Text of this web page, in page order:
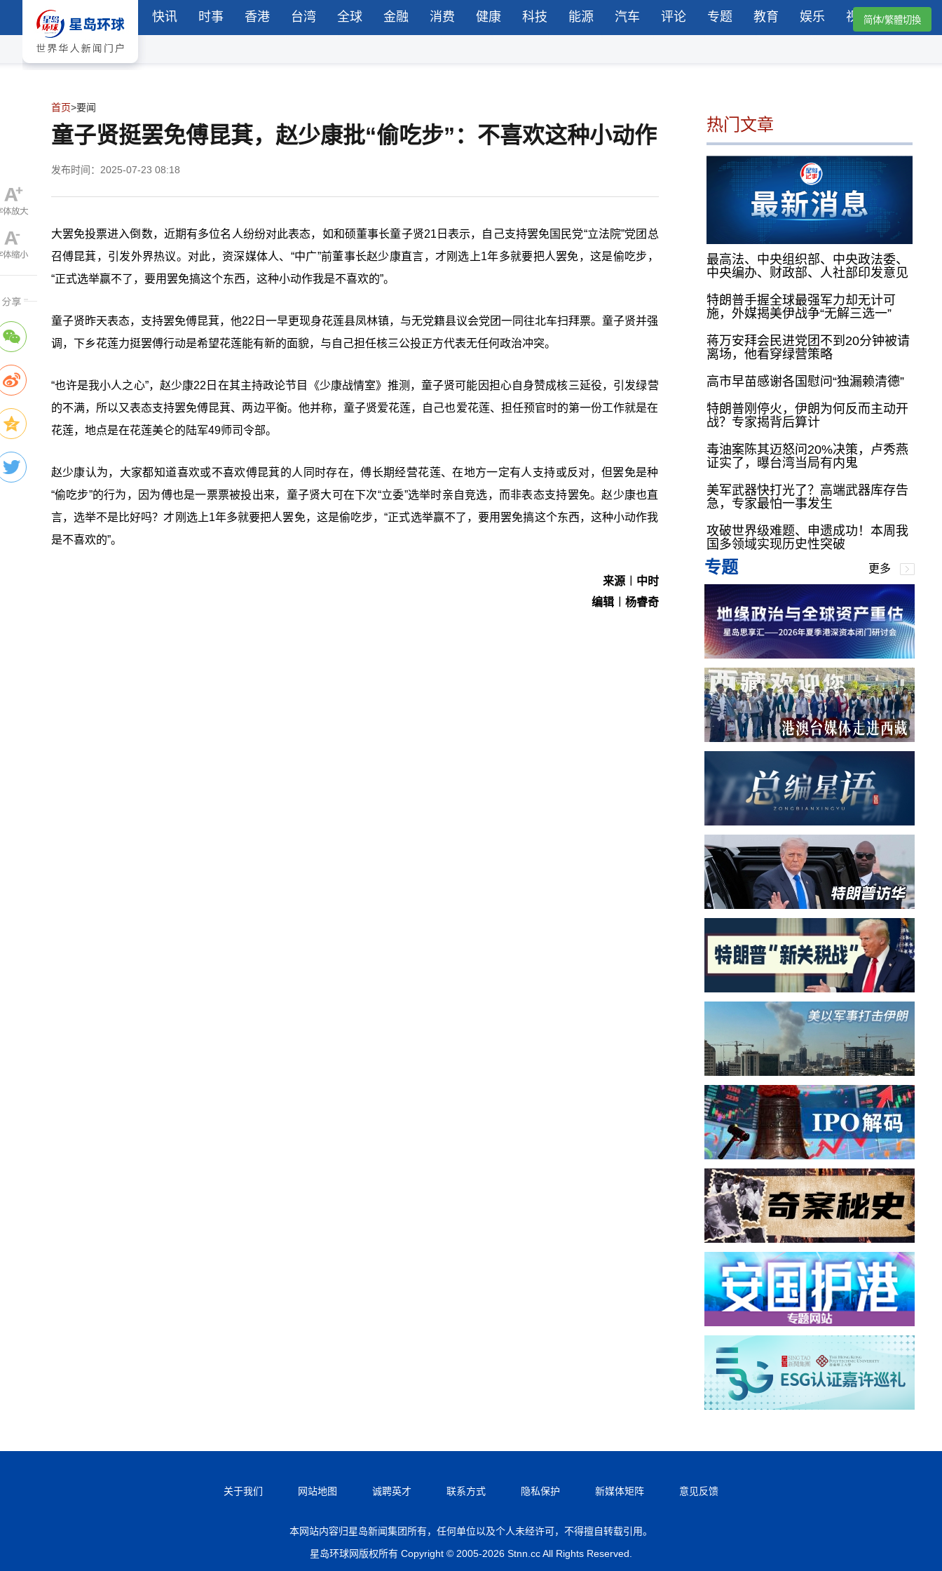
快讯 时事 香港 台湾 全球 金融 消费 健康 科技 能源 汽车 评论 专题 教育 娱乐 视频简体/繁體切換
首页>要闻
童子贤挺罢免傅昆萁，赵少康批“偷吃步”：不喜欢这种小动作
发布时间：2025-07-23 08:18
大罢免投票进入倒数，近期有多位名人纷纷对此表态，如和硕董事长童子贤21日表示，自己支持罢免国民党“立法院”党团总
召傅昆萁，引发外界热议。对此，资深媒体人、“中广”前董事长赵少康直言，才刚选上1年多就要把人罢免，这是偷吃步，
“正式选举赢不了，要用罢免搞这个东西，这种小动作我是不喜欢的”。
童子贤昨天表态，支持罢免傅昆萁，他22日一早更现身花莲县凤林镇，与无党籍县议会党团一同往北车扫拜票。童子贤并强
调，下乡花莲力挺罢傅行动是希望花莲能有新的面貌，与自己担任核三公投正方代表无任何政治冲突。
“也许是我小人之心”，赵少康22日在其主持政论节目《少康战情室》推测，童子贤可能因担心自身赞成核三延役，引发绿营
的不满，所以又表态支持罢免傅昆萁、两边平衡。他并称，童子贤爱花莲，自己也爱花莲、担任预官时的第一份工作就是在
花莲，地点是在花莲美仑的陆军49师司令部。
赵少康认为，大家都知道喜欢或不喜欢傅昆萁的人同时存在，傅长期经营花莲、在地方一定有人支持或反对，但罢免是种
“偷吃步”的行为，因为傅也是一票票被投出来，童子贤大可在下次“立委”选举时亲自竞选，而非表态支持罢免。赵少康也直
言，选举不是比好吗？才刚选上1年多就要把人罢免，这是偷吃步，“正式选举赢不了，要用罢免搞这个东西，这种小动作我
是不喜欢的”。
来源︱中时
编辑︱杨睿奇
热门文章
最高法、中央组织部、中央政法委、
中央编办、财政部、人社部印发意见
特朗普手握全球最强军力却无计可
施，外媒揭美伊战争“无解三选一”
蒋万安拜会民进党团不到20分钟被请
离场，他看穿绿营策略
高市早苗感谢各国慰问“独漏赖清德”
特朗普刚停火，伊朗为何反而主动开
战？专家揭背后算计
毒油案陈其迈怒问20%决策，卢秀燕
证实了，曝台湾当局有内鬼
美军武器快打光了？高端武器库存告
急，专家最怕一事发生
攻破世界级难题、申遗成功！本周我
国多领域实现历史性突破
专题 更多
关于我们 网站地图 诚聘英才 联系方式 隐私保护 新媒体矩阵 意见反馈
本网站内容归星岛新闻集团所有，任何单位以及个人未经许可，不得擅自转载引用。
星岛环球网版权所有 Copyright © 2005-2026 Stnn.cc All Rights Reserved.